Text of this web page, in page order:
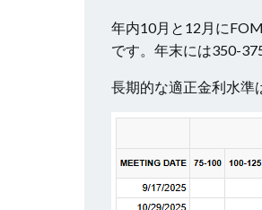
年内10月と12月に
です。年末には350-
長期的な適正金利水準